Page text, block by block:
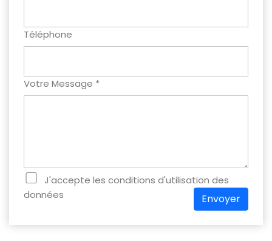
Téléphone
Votre Message *
J'accepte les conditions d'utilisation des
données
Envoyer